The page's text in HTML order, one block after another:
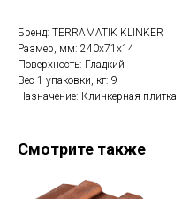
Бренд: TERRAMATIK KLINKER
Размер, мм: 240х71х14
Поверхность: Гладкий
Вес 1 упаковки, кг: 9
Назначение: Клинкерная плитка
Смотрите также